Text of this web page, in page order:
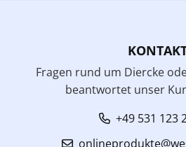
Fragen rund um Diercke
beantwortet unser
+49 531 123